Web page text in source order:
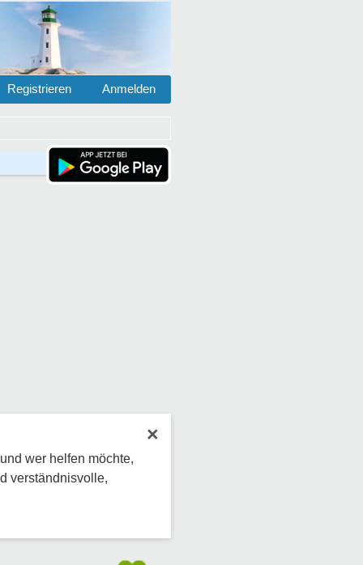
Anmelden
Registrieren
×
wer helfen möchte,
verständnisvolle,